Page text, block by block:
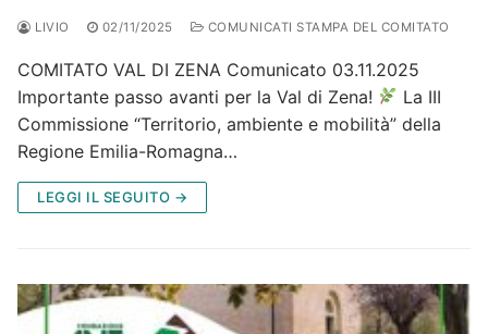
LIVIO 02/11/2025 COMUNICATI STAMPA DEL COMITATO
COMITATO VAL DI ZENA Comunicato 03.11.2025
Importante passo avanti per la Val di Zena!
La III
Commissione “Territorio, ambiente e mobilità” della
Regione Emilia-Romagna…
LEGGI IL SEGUITO →